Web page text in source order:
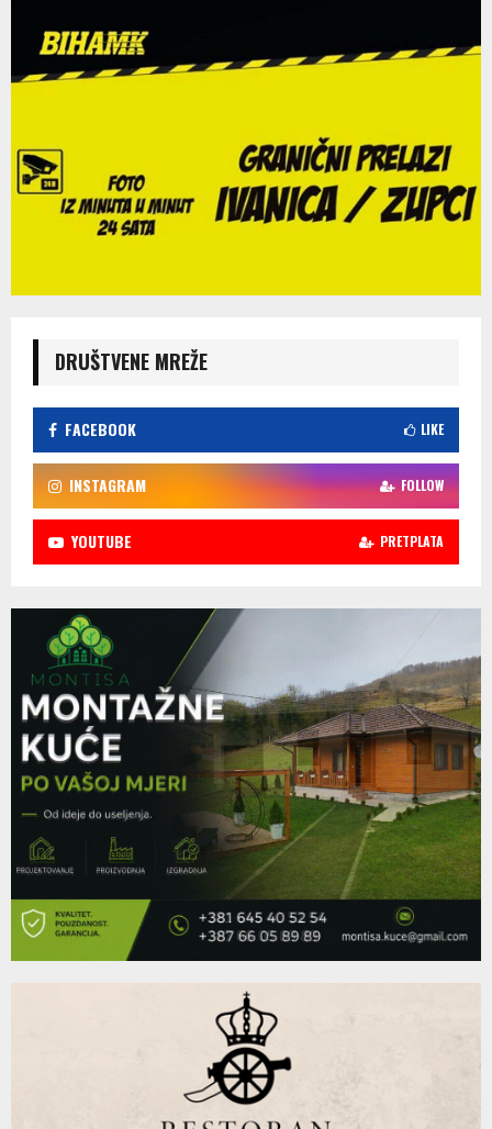
DRUŠTVENE MREŽE
FACEBOOK LIKE
INSTAGRAM FOLLOW
YOUTUBE PRETPLATA